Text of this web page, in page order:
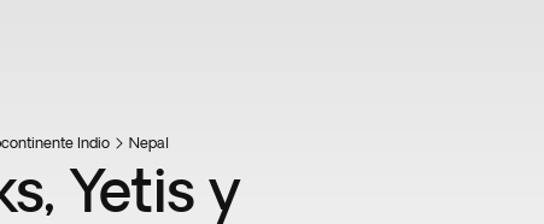
Indio Nepal
Yetis y